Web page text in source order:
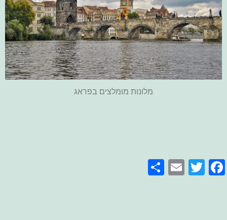
מלונות מומלצים בפראג
Facebook
Twitter
Email